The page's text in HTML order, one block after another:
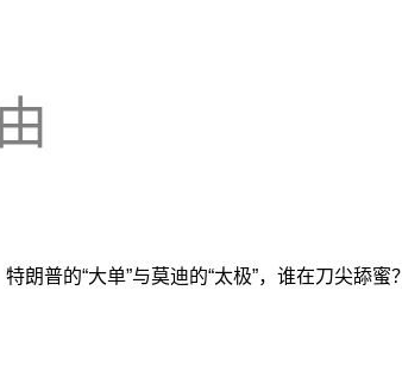
朗普的“大单”与莫迪的“太极”，谁在刀尖舔蜜？